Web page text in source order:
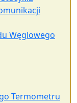
Węglowego
Termometru